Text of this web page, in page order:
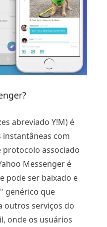
abreviado Y!M) é
instantâneas com
associado
Messenger é
pode ser baixado e
genérico que
outros serviços do
onde os usuários